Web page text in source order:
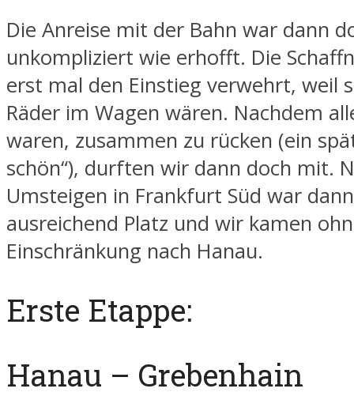
Die Anreise mit der Bahn war dann
unkompliziert wie erhofft. Die
erst mal den Einstieg verwehrt, weil
Räder im Wagen wären. Nachdem
waren, zusammen zu rücken (ein
schön“), durften wir dann doch mit.
Umsteigen in Frankfurt Süd war
ausreichend Platz und wir kamen
Einschränkung nach Hanau.
Erste Etappe:
Hanau – Grebenhain